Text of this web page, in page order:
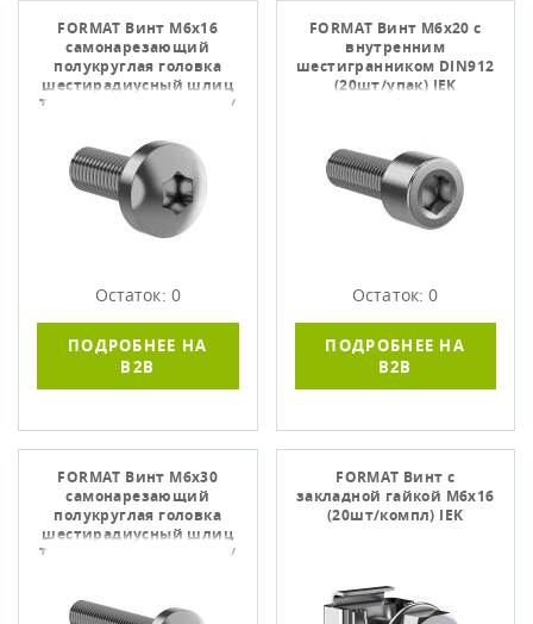
FORMAT Винт М6х16
самонарезающий
полукруглая головка
шестирадиусный шлиц
TORX30 DIN 7500С (20шт/
Остаток: 0
ПОДРОБНЕЕ НА
B2B
FORMAT Винт М6х20 с
внутренним
шестигранником DIN912
(20шт/упак) IEK
Остаток: 0
ПОДРОБНЕЕ НА
B2B
FORMAT Винт М6х30
самонарезающий
полукруглая головка
шестирадиусный шлиц
TORX30 DIN 7500С (20шт/
FORMAT Винт с
закладной гайкой М6х16
(20шт/компл) IEK